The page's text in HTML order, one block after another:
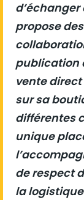
d’échanger
propose
publication
vente
sur sa
différentes
unique
de respect
la